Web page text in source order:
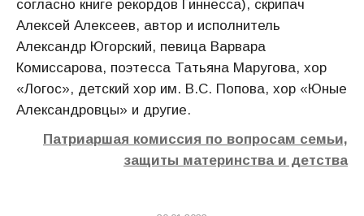
согласно книге рекордов Гиннесса), скрипач
Алексей Алексеев, автор и исполнитель
Александр Югорский, певица Варвара
Комиссарова, поэтесса Татьяна Маругова, хор
«Логос», детский хор им. В.С. Попова, хор «Юные
Александровцы» и другие.
Патриаршая комиссия по вопросам семьи,
защиты материнства и детства